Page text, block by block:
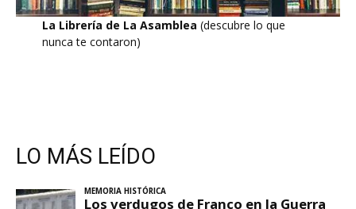
La Librería de La Asamblea (descubre lo que
nunca te contaron)
LO MÁS LEÍDO